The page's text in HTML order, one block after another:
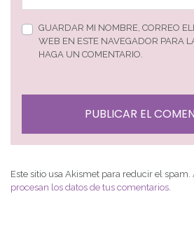
GUARDAR MI NOMBRE, CORREO
WEB EN ESTE NAVEGADOR PARA
HAGA UN COMENTARIO.
Este sitio usa Akismet para reducir el spam.
procesan los datos de tus comentarios.